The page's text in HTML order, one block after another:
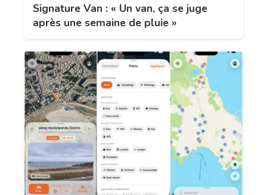
Signature Van : « Un van, ça se juge
après une semaine de pluie »